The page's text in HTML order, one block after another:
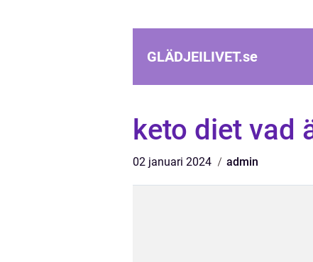
GLÄDJEILIVET.se
keto diet vad
02 januari 2024 admin